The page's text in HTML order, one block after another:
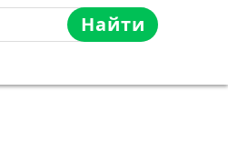
Найти